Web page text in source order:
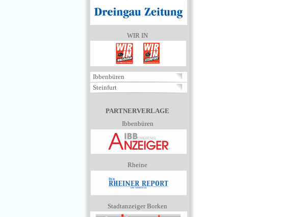
WIR IN
Ibbenbüren
Steinfurt
PARTNERVERLAGE
Ibbenbüren
Rheine
Stadtanzeiger Borken